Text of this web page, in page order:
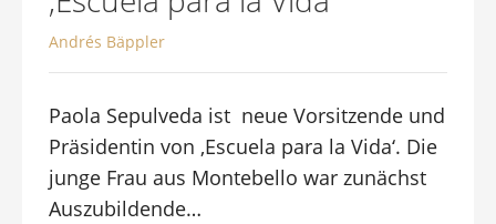
Andrés Bäppler
Paola Sepulveda ist neue Vorsitzende und
Präsidentin von ‚Escuela para la Vida‘. Die
junge Frau aus Montebello war zunächst
Auszubildende…